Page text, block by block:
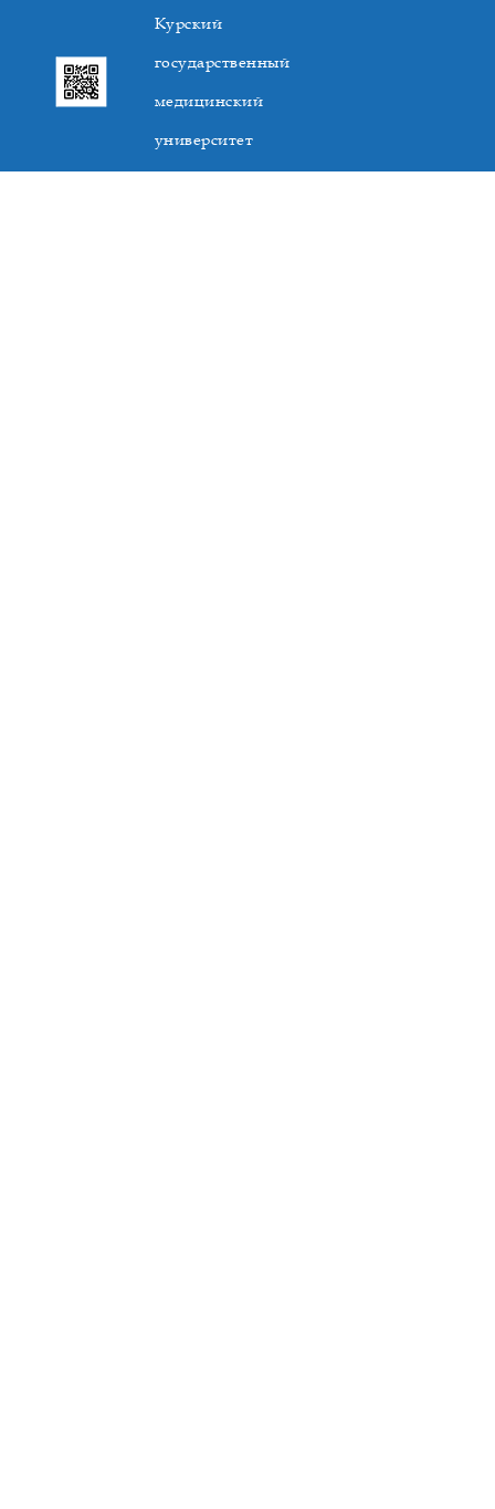
Курский
государственный
медицинский
университет